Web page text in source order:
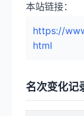
本站链接：
https://
html
名次变化记